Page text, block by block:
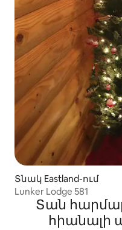
Տնակ Eastland-ում
Lunker Lodge 581
Տան
հիանալի